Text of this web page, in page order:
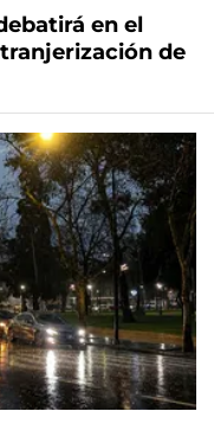
en el
de